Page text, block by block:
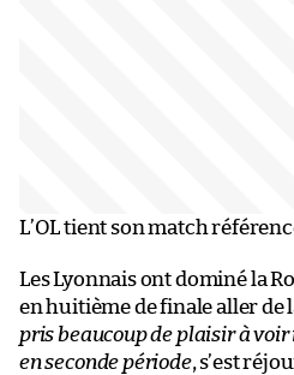
L’OL tient son match
Les Lyonnais ont dominé la
en huitième de finale aller de
pris beaucoup de plaisir à
en seconde période, s’est